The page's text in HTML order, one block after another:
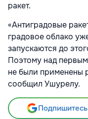
ракет.
«Антиградовые
градовое облако
запускаются до
Поэтому над
не были применены
сообщил Ушурелу.